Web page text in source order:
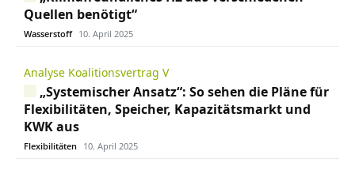
Quellen benötigt“
Wasserstoff 10. April 2025
Analyse Koalitionsvertrag V
„Systemischer Ansatz“: So sehen die Pläne für
Flexibilitäten, Speicher, Kapazitätsmarkt und
KWK aus
Flexibilitäten 10. April 2025